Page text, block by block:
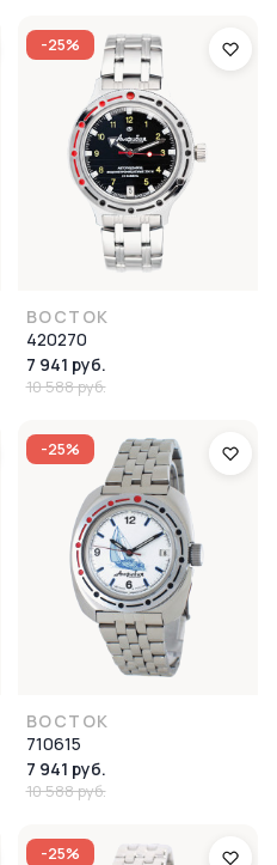
-25%
ВОСТОК
420270
7 941 руб.
10 588 руб.
-25%
ВОСТОК
710615
7 941 руб.
10 588 руб.
-25%